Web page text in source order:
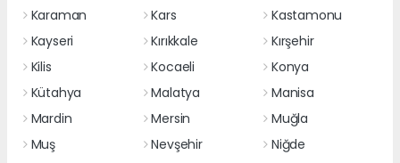
Karaman
Kars
Kastamonu
Kayseri
Kırıkkale
Kırşehir
Kilis
Kocaeli
Konya
Kütahya
Malatya
Manisa
Mardin
Mersin
Muğla
Muş
Nevşehir
Niğde